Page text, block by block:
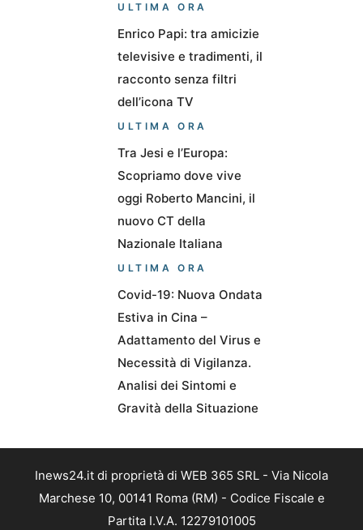
ULTIMA ORA
Enrico Papi: tra amicizie
televisive e tradimenti, il
racconto senza filtri
dell’icona TV
ULTIMA ORA
Tra Jesi e l’Europa:
Scopriamo dove vive
oggi Roberto Mancini, il
nuovo CT della
Nazionale Italiana
ULTIMA ORA
Covid-19: Nuova Ondata
Estiva in Cina –
Adattamento del Virus e
Necessità di Vigilanza.
Analisi dei Sintomi e
Gravità della Situazione
Inews24.it di proprietà di WEB 365 SRL - Via Nicola
Marchese 10, 00141 Roma (RM) - Codice Fiscale e
Partita I.V.A. 12279101005